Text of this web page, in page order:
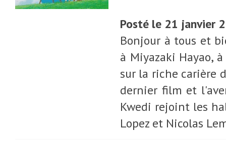
Posté le 21 janvier
Bonjour à tous et
à Miyazaki Hayao,
sur la riche carière
dernier film et
Kwedi rejoint les
Lopez et Nicolas